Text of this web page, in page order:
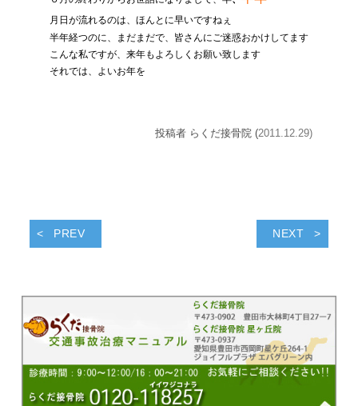
月日が流れるのは、ほんとに早いですねぇ
半年経つのに、まだまだで、皆さんにご迷惑おかけしてます
こんな私ですが、来年もよろしくお願い致します
それでは、よいお年を
投稿者 らくだ接骨院 (2011.12.29)
PREV NEXT